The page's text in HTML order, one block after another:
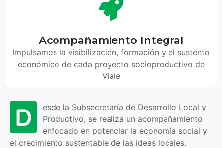
GOBIERNO
HCD
TRÁMITES Y SERVICIOS
CIUDAD
PARQUE INDUSTRIAL
RECAUDACIONES
Acompañamiento Integral
Impulsamos la visibilización, formación y el sustento
económico de cada proyecto socioproductivo de
Viale
D
esde la Subsecretaría de Desarrollo Local y
Productivo, se realiza un acompañamiento
enfocado en potenciar la economía social y
el crecimiento sustentable de las ideas locales.